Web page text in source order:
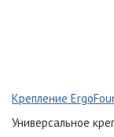
Крепление
Универсальное